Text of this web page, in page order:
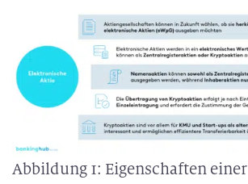
Abbildung 1: Eigenschaften einer